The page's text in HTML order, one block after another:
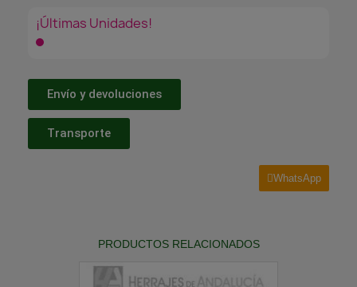
¡Últimas Unidades!
Envío y devoluciones
Transporte
WhatsApp
PRODUCTOS RELACIONADOS